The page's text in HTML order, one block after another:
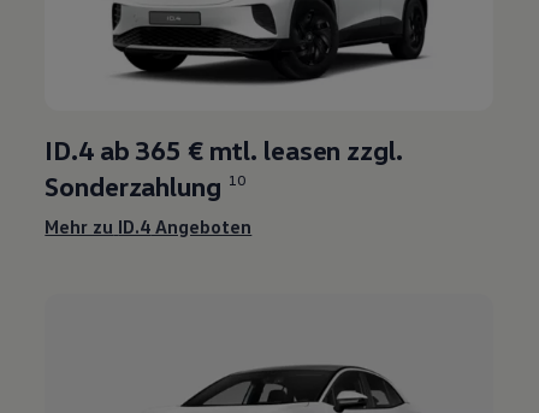
ID.4ab 365 € mtl. leasen zzgl.
Sonderzahlung 10
Mehr zu ID.4 Angeboten